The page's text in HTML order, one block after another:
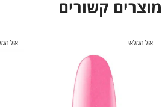
מוצרים קשורים
אזל המלאי אזל